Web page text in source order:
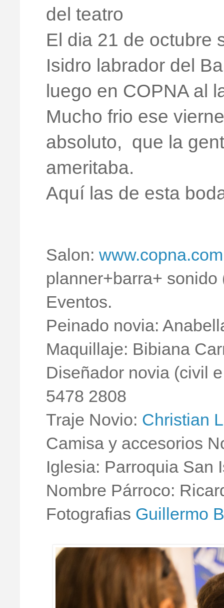
del teatro
El dia 21 de octubre
Isidro labrador del
luego en COPNA al
Mucho frio ese
absoluto, que la
ameritaba.
Aquí las de esta
Salon:
planner+barra+
Eventos.
Peinado novia:
Maquillaje: Bibiana
Diseñador novia (civil
5478 2808
Traje Novio: Christian
Camisa y accesorios
Iglesia: Parroquia San
Nombre Párroco:
Fotografias Guillermo